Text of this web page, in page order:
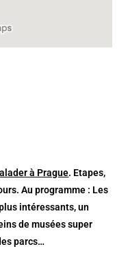
à Prague. Etapes,
Au programme : Les
intéressants, un
de musées super
parcs…